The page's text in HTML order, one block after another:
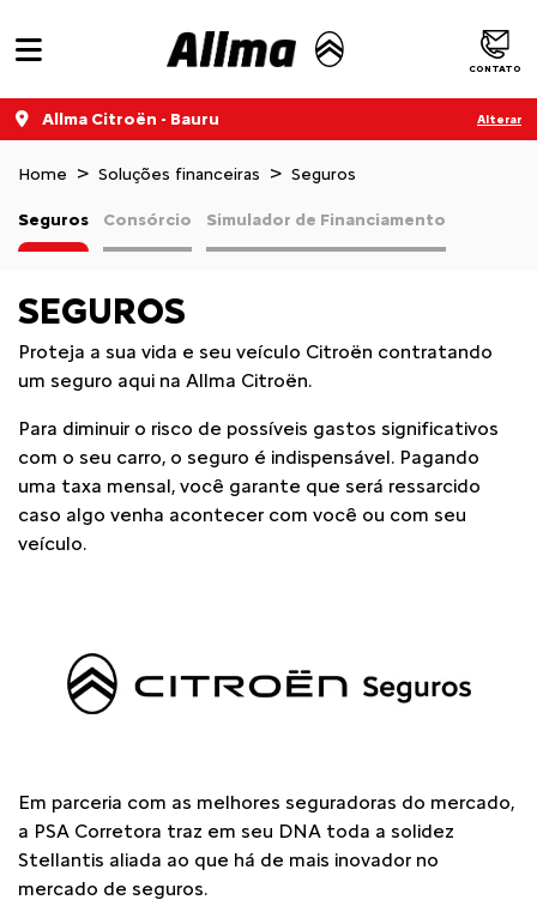
CONTATO
Allma Citroën - Bauru Alterar
Home Soluções financeiras Seguros
Consórcio
Seguros Simulador de Financiamento
SEGUROS
Proteja a sua vida e seu veículo Citroën contratando
um seguro aqui na Allma Citroën.
Para diminuir o risco de possíveis gastos significativos
com o seu carro, o seguro é indispensável. Pagando
uma taxa mensal, você garante que será ressarcido
caso algo venha acontecer com você ou com seu
veículo.
Em parceria com as melhores seguradoras do mercado,
a PSA Corretora traz em seu DNA toda a solidez
Stellantis aliada ao que há de mais inovador no
mercado de seguros.